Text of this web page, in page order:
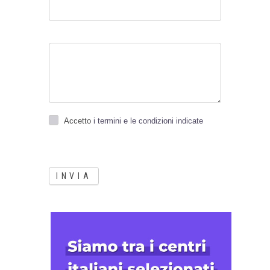
Accetto i termini e le condizioni indicate
INVIA